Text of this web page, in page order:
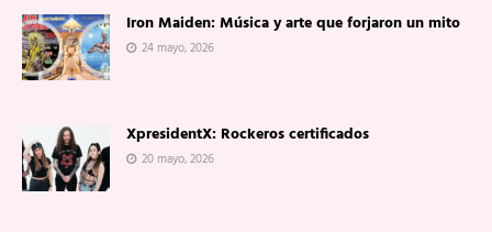
Iron Maiden: Música y arte que forjaron un mito
24 mayo, 2026
XpresidentX: Rockeros certificados
20 mayo, 2026